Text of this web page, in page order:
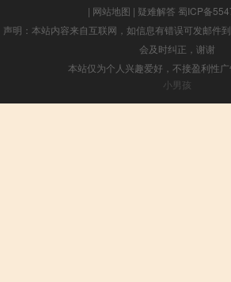
| 网站地图 | 疑难解答 蜀ICP备
声明：本站内容来自互联网，如信息有错误可发邮件
会及时纠正，谢谢
本站仅为个人兴趣爱好，不接盈利性
小男孩